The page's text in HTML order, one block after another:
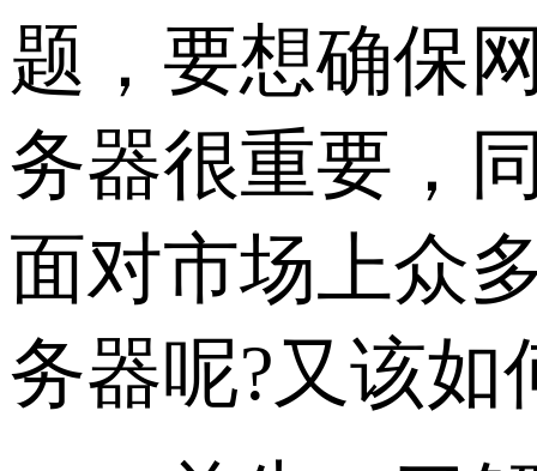
题，要想确保
务器很重要，
面对市场上众
务器呢?又该如